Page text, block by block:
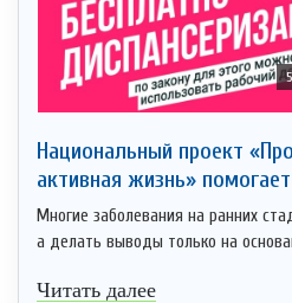
Национальный проект
активная жизнь»
Многие заболевания на ранних
а делать выводы только на
Читать далее